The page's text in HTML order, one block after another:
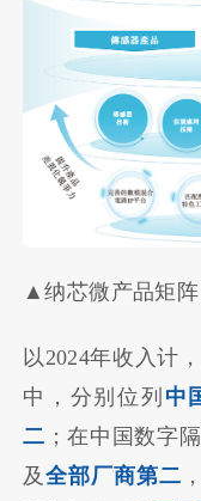
▲纳芯微产品矩阵
以2024年收入计
中，分别位列 中
二 ；在中国数字
及全部厂商第二